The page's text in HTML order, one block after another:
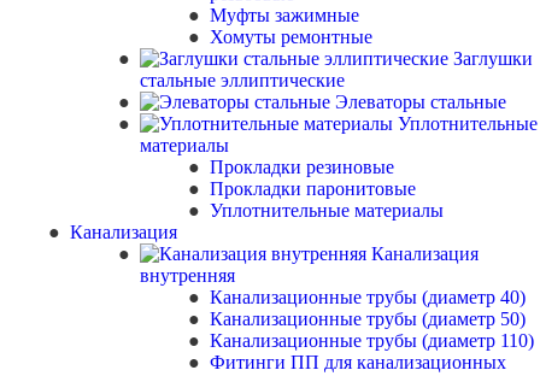
Муфты зажимные
Хомуты ремонтные
Заглушки
стальные эллиптические
Элеваторы стальные
Уплотнительные
материалы
Прокладки резиновые
Прокладки паронитовые
Уплотнительные материалы
Канализация
Канализация
внутренняя
Канализационные трубы (диаметр 40)
Канализационные трубы (диаметр 50)
Канализационные трубы (диаметр 110)
Фитинги ПП для канализационных